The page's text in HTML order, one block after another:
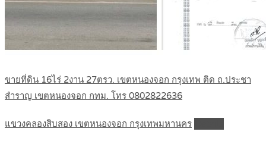
ขายที่ดิน 16ไร่ 2งาน 27ตรว. เขตหนองจอก กรุงเทพ ติด ถ.ประชา
สำราญ เขตหนองจอก กทม. โทร 0802822636
แขวงคลองสิบสอง เขตหนองจอก กรุงเทพมหานคร